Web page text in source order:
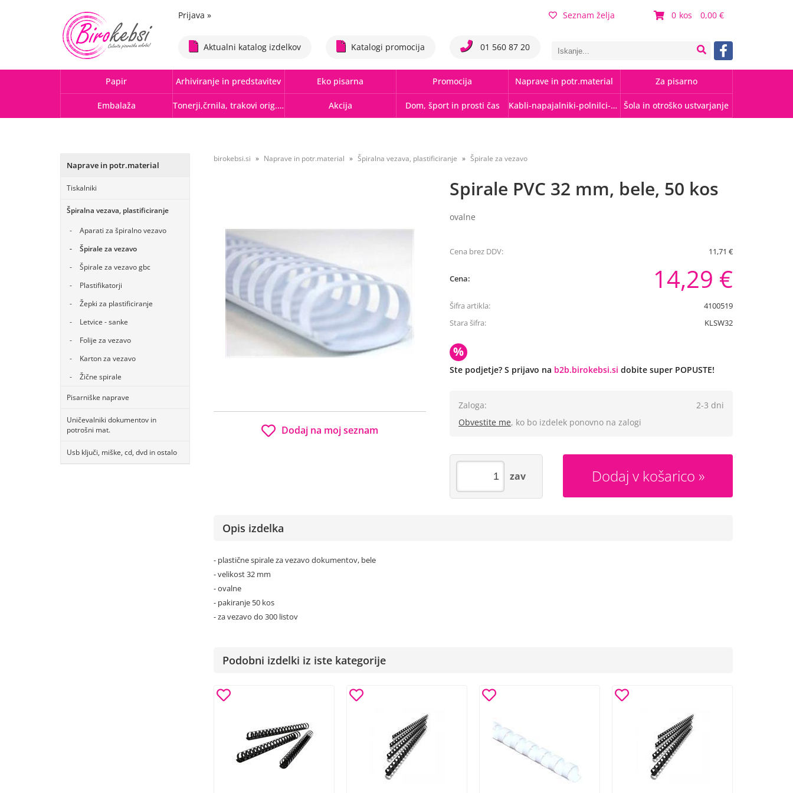
0 0,00
Prijava » Seznam želja
Aktualni katalog izdelkov Katalogi promocija 01 560 87 20
Papir Arhiviranje in predstavitev Eko pisarna Promocija Naprave in potr.material Za pisarno
Embalaža Tonerji,črnila, trakovi orig.-rec. Akcija Dom, šport in prosti čas Kabli-napajalniki-polnilci-hubi Šola in otroško ustvarjanje
Naprave in potr.material
Tiskalniki
Špiralna vezava, plastificiranje
Aparati za špiralno vezavo
Špirale za vezavo
Špirale za vezavo gbc
Plastifikatorji
Žepki za plastificiranje
Letvice - sanke
Folije za vezavo
Karton za vezavo
Žične spirale
Pisarniške naprave
Uničevalniki dokumentov in
potrošni mat.
Usb ključi, miške, cd, dvd in ostalo
birokebsi.si Naprave in potr.material Špiralna vezava, plastificiranje Špirale za vezavo
Spirale PVC 32 mm, bele, 50 kos
ovalne
Dodaj na moj seznam
Cena brez DDV: 11,71 €
Cena: 14,29 €
Šifra artikla:
4100519
Stara šifra:
KLSW32
%
Ste podjetje? S prijavo na b2b.birokebsi.si dobite super POPUSTE!
Zaloga:
2-3 dni
Obvestite me, ko bo izdelek ponovno na zalogi
Dodaj v košarico
zav
Opis izdelka
- plastične spirale za vezavo dokumentov, bele
- velikost 32 mm
- ovalne
- pakiranje 50 kos
- za vezavo do 300 listov
Podobni izdelki iz iste kategorije